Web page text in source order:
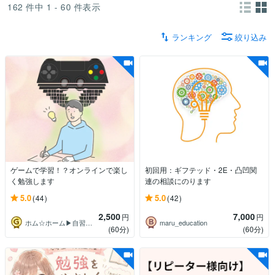
162 件中 1 - 60 件表示
ランキング 絞り込み
ゲームで学習！？オンラインで楽し
く勉強します
5.0(44)
ホム☆ホーム▶自習室ホーミング所属 2,500円
(60分)
初回用：ギフテッド・2E・凸凹関
連の相談にのります
5.0(42)
maru_education 7,000円
(60分)